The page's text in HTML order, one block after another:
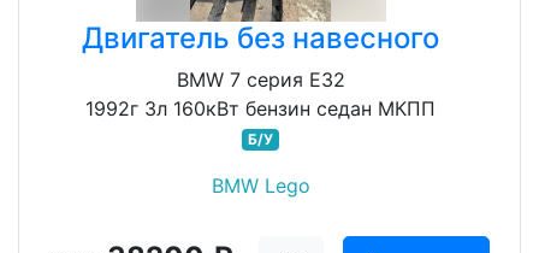
Двигатель без навесного
BMW 7 серия E32
1992г 3л 160кВт бензин седан МКПП
Б/У
BMW Lego